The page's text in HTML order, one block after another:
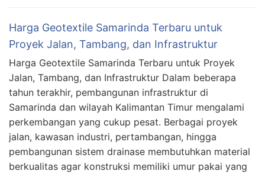
Harga Geotextile Samarinda Terbaru untuk
Proyek Jalan, Tambang, dan Infrastruktur
Harga Geotextile Samarinda Terbaru untuk Proyek
Jalan, Tambang, dan Infrastruktur Dalam beberapa
tahun terakhir, pembangunan infrastruktur di
Samarinda dan wilayah Kalimantan Timur mengalami
perkembangan yang cukup pesat. Berbagai proyek
jalan, kawasan industri, pertambangan, hingga
pembangunan sistem drainase membutuhkan material
berkualitas agar konstruksi memiliki umur pakai yang